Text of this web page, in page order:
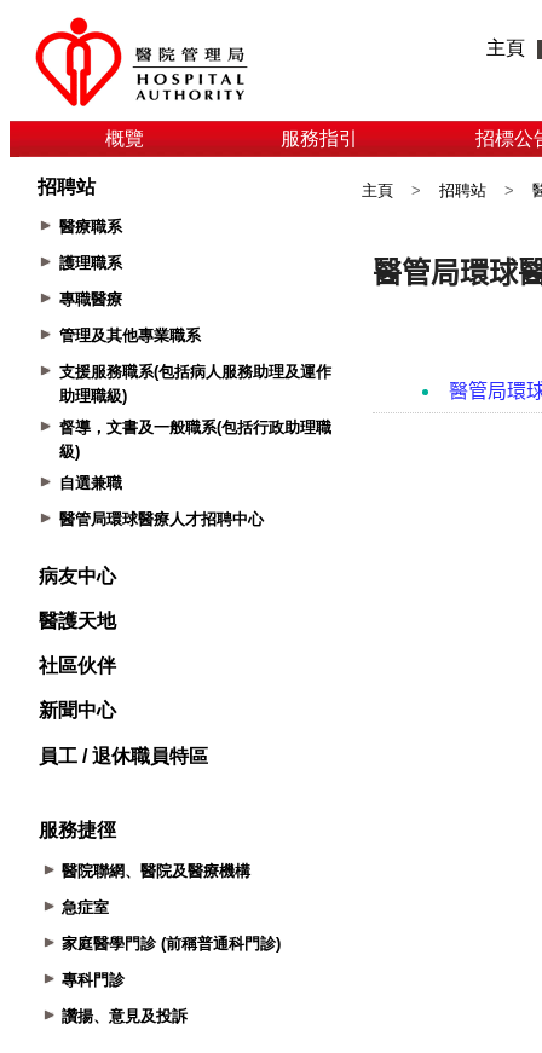
主頁
概覽 服務指引 招標公
招聘站
醫療職系
護理職系
專職醫療
管理及其他專業職系
支援服務職系(包括病人服務助理及運作
助理職級)
督導，文書及一般職系(包括行政助理職
級)
自選兼職
醫管局環球醫療人才招聘中心
病友中心
醫護天地
社區伙伴
新聞中心
員工 / 退休職員特區
服務捷徑
醫院聯網、醫院及醫療機構
急症室
家庭醫學門診 (前稱普通科門診)
專科門診
讚揚、意見及投訴
主頁 > 招聘站 >